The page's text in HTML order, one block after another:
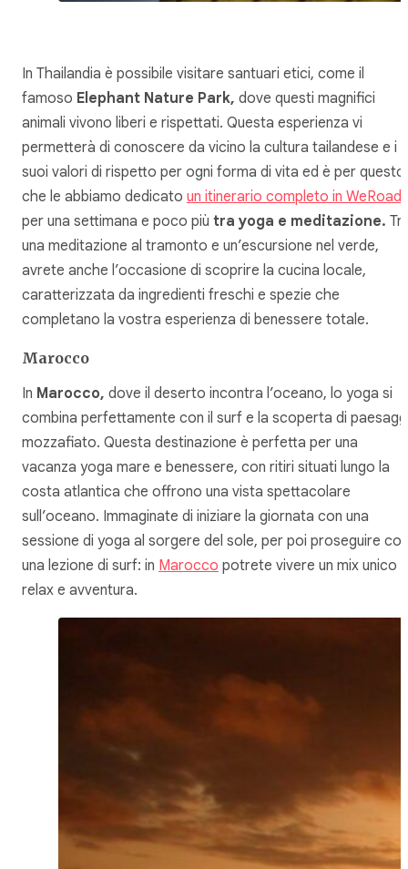
In Thailandia è possibile visitare santuari etici, come il
famoso Elephant Nature Park, dove questi magnifici
animali vivono liberi e rispettati. Questa esperienza vi
permetterà di conoscere da vicino la cultura tailandese e i
suoi valori di rispetto per ogni forma di vita ed è per questo
che le abbiamo dedicato un itinerario completo in WeRoad
per una settimana e poco più tra yoga e meditazione.
una meditazione al tramonto e un’escursione nel verde,
avrete anche l’occasione di scoprire la cucina locale,
caratterizzata da ingredienti freschi e spezie che
completano la vostra esperienza di benessere totale.
Marocco
In Marocco, dove il deserto incontra l’oceano, lo yoga si
combina perfettamente con il surf e la scoperta di
mozzafiato. Questa destinazione è perfetta per una
vacanza yoga mare e benessere, con ritiri situati lungo la
costa atlantica che offrono una vista spettacolare
sull’oceano. Immaginate di iniziare la giornata con una
sessione di yoga al sorgere del sole, per poi proseguire con
una lezione di surf: in Marocco potrete vivere un mix unico
relax e avventura.